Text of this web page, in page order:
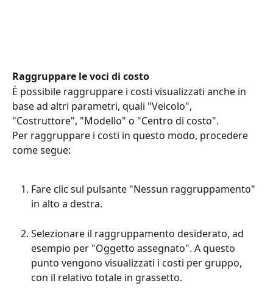
Raggruppare le voci di costo
È possibile raggruppare i costi visualizzati anche in
base ad altri parametri, quali "Veicolo",
"Costruttore", "Modello" o "Centro di costo".
Per raggruppare i costi in questo modo, procedere
come segue:
Fare clic sul pulsante "Nessun raggruppamento"
in alto a destra.
Selezionare il raggruppamento desiderato, ad
esempio per "Oggetto assegnato". A questo
punto vengono visualizzati i costi per gruppo,
con il relativo totale in grassetto.